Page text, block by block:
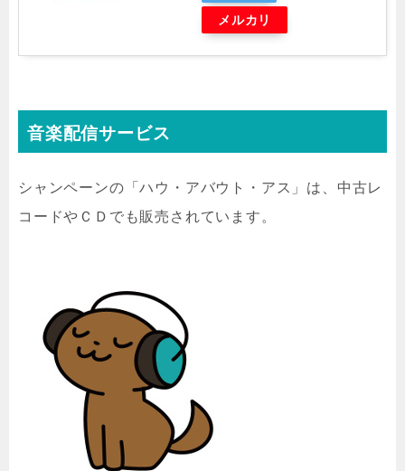
メルカリ
音楽配信サービス
シャンペーンの「ハウ・アバウト・アス」は、中古レ
コードやＣＤでも販売されています。